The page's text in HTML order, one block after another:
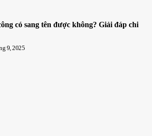
có sang tên được không? Giải đáp chi
9, 2025